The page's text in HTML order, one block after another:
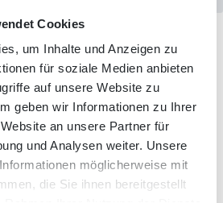
Cookies
um Inhalte und Anzeigen zu
für soziale Medien anbieten
auf unsere Website zu
geben wir Informationen zu Ihrer
an unsere Partner für
und Analysen weiter. Unsere
möglicherweise mit
die Sie ihnen bereitgestellt